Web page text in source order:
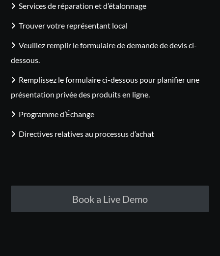
Services de réparation et d’étalonnage
Trouver votre représentant local
Veuillez remplir le formulaire de demande de devis ci-
dessous.
Remplissez le formulaire ci-dessous pour planifier une
présentation privée des produits en ligne.
Programme d’Échange
Directives relatives au processus d’achat
Book a Live Demo